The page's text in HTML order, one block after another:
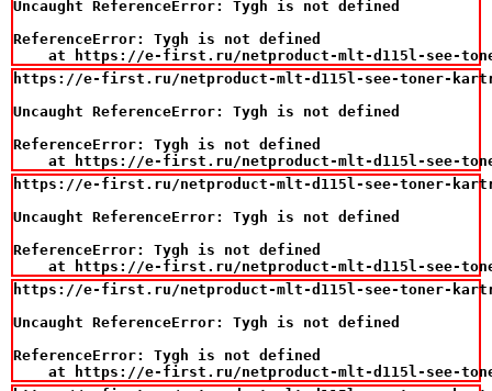
Uncaught ReferenceError: Tygh is not defined
ReferenceError: Tygh is not defined
at https://e-first.ru/netproduct-mlt-d115l-see-
https://e-first.ru/netproduct-mlt-d115l-see-toner-
Uncaught ReferenceError: Tygh is not defined
ReferenceError: Tygh is not defined
at https://e-first.ru/netproduct-mlt-d115l-see-
https://e-first.ru/netproduct-mlt-d115l-see-toner-
Uncaught ReferenceError: Tygh is not defined
ReferenceError: Tygh is not defined
at https://e-first.ru/netproduct-mlt-d115l-see-
https://e-first.ru/netproduct-mlt-d115l-see-toner-
Uncaught ReferenceError: Tygh is not defined
ReferenceError: Tygh is not defined
at https://e-first.ru/netproduct-mlt-d115l-see-